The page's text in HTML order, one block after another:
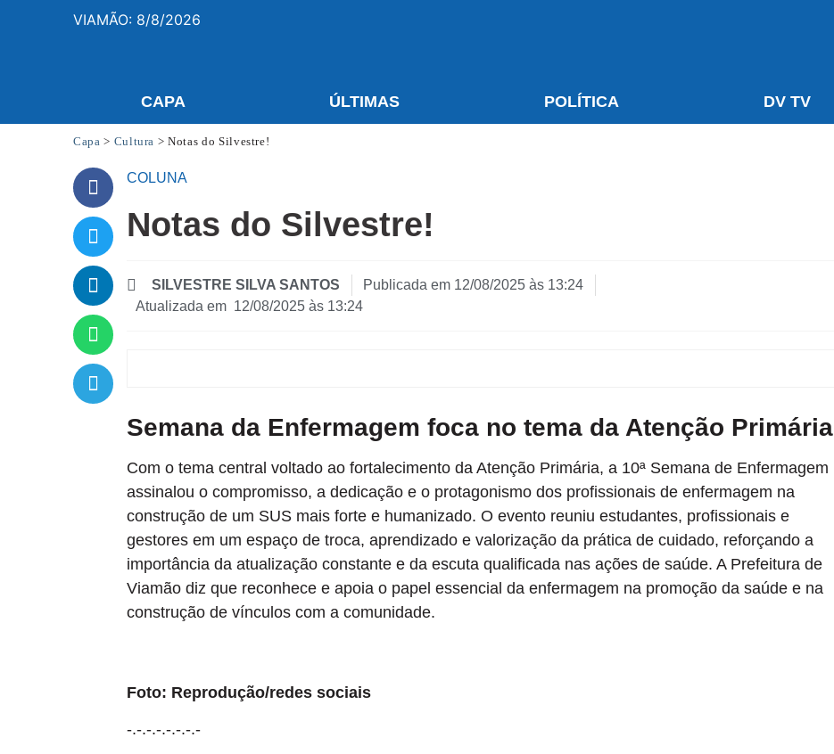
VIAMÃO: 8/8/2026
CAPA ÚLTIMAS POLÍTICA DV TV
Capa > Cultura >Notas do Silvestre!
COLUNA
Notas do Silvestre!
SILVESTRE SILVA SANTOS Publicada em 12/08/2025 às 13:24
Atualizada em 12/08/2025 às 13:24
Semana da Enfermagem foca no tema da Atenção Primária
Com o tema central voltado ao fortalecimento da Atenção Primária, a 10ª Semana de Enfermagem
assinalou o compromisso, a dedicação e o protagonismo dos profissionais de enfermagem na
construção de um SUS mais forte e humanizado. O evento reuniu estudantes, profissionais e
gestores em um espaço de troca, aprendizado e valorização da prática de cuidado, reforçando a
importância da atualização constante e da escuta qualificada nas ações de saúde. A Prefeitura de
Viamão diz que reconhece e apoia o papel essencial da enfermagem na promoção da saúde e na
construção de vínculos com a comunidade.
Foto: Reprodução/redes sociais
-.-.-.-.-.-.-.-